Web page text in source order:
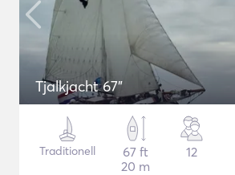
Tjalkjacht 67"
Traditionell
67 ft
20 m
12